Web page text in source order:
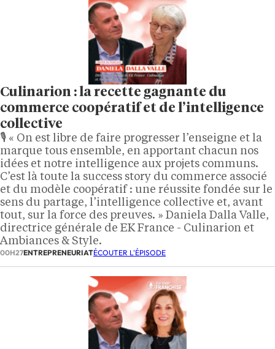
Culinarion : la recette gagnante du
commerce coopératif et de l’intelligence
collective
🎙️ « On est libre de faire progresser l’enseigne et la
marque tous ensemble, en apportant chacun nos
idées et notre intelligence aux projets communs.
C’est là toute la success story du commerce associé
et du modèle coopératif : une réussite fondée sur le
sens du partage, l’intelligence collective et, avant
tout, sur la force des preuves. » Daniela Dalla Valle,
directrice générale de EK France - Culinarion et
Ambiances & Style.
00H27ENTREPRENEURIATÉCOUTER L'ÉPISODE